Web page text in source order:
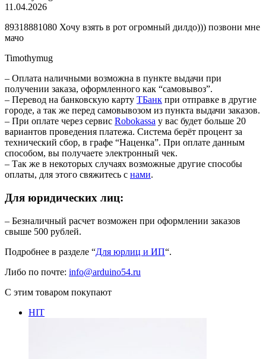
11.04.2026
89318881080 Хочу взять в рот огромный дилдо))) позвони мне
мачо
Timothymug
– Оплата наличными возможна в пункте выдачи при
получении заказа, оформленного как “самовывоз”.
– Перевод на банковскую карту TБанк при отправке в другие
городе, а так же перед самовывозом из пункта выдачи заказов.
– При оплате через сервис Robokassa у вас будет больше 20
вариантов проведения платежа. Система берёт процент за
технический сбор, в графе “Наценка”. При оплате данным
способом, вы получаете электронный чек.
– Так же в некоторых случаях возможные другие способы
оплаты, для этого свяжитесь с нами.
Для юридических лиц:
– Безналичный расчет возможен при оформлении заказов
свыше 500 рублей.
Подробнее в разделе “Для юрлиц и ИП“.
Либо по почте: info@arduino54.ru
С этим товаром покупают
HIT